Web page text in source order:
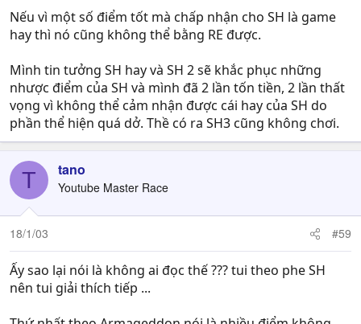
Nếu vì một số điểm tốt mà chấp nhận cho SH là game
hay thì nó cũng không thể bằng RE được.
Mình tin tưởng SH hay và SH 2 sẽ khắc phục những
nhược điểm của SH và mình đã 2 lần tốn tiền, 2 lần thất
vọng vì không thể cảm nhận được cái hay của SH do
phần thể hiện quá dở. Thề có ra SH3 cũng không chơi.
T tano
Youtube Master Race
18/1/03 #59
Ấy sao lại nói là không ai đọc thế ??? tui theo phe SH
nên tui giải thích tiếp ...